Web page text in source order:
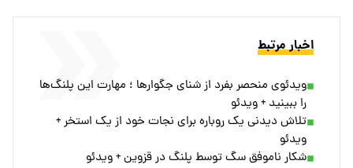
اخبار مرتبط
ویدئوی منحصر بفرد از شنای جگوارها ؛ مهارت این پلنگ‌ها
را ببینید + ویدئو
تلاش دیدنی یک روباره برای نجات خود از یک استخر +
ویدئو
شکار ناموفق سگ توسط پلنگ در قزوین + ویدئو